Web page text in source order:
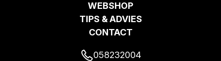
WEBSHOP
TIPS & ADVIES
CONTACT
058232004